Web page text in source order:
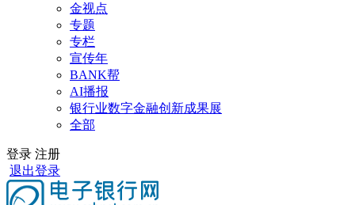
金视点
专题
专栏
宣传年
BANK帮
AI播报
银行业数字金融创新成果展
全部
登录 注册
退出登录